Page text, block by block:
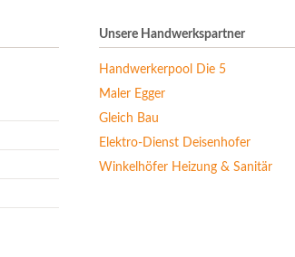
Unsere Handwerkspartner
Handwerkerpool Die 5
Maler Egger
Gleich Bau
Elektro-Dienst Deisenhofer
Winkelhöfer Heizung & Sanitär